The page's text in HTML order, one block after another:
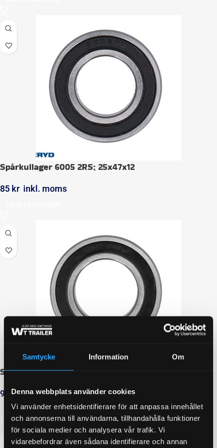
Samtycke Information Om
Denna webbplats använder cookies
Vi använder enhetsidentifierare för att anpassa innehållet
och annonserna till användarna, tillhandahålla funktioner
för sociala medier och analysera vår trafik. Vi
vidarebefordrar även sådana identifierare och annan
Spårkullager 6005 2RS; 25x47x12
85 kr inkl. moms
Spårkullager 6007 2RS; 35x62x14
92 kr inkl. moms
LÄGG I VARUKORG